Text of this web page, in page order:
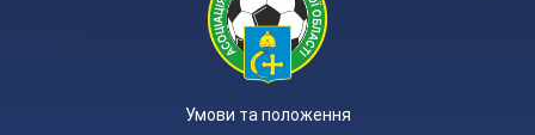
Умови та положення